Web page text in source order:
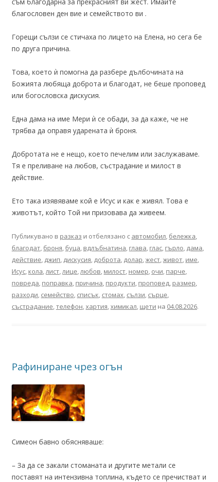
благословен ден вие и семейството ви .
Горещи сълзи се стичаха по лицето на Елена, но сега бе
по друга причина.
Това, което ѝ помогна да разбере дълбочината на
Божията любяща доброта и благодат, не беше проповед
или богословска дискусия.
Една дама на име Мери ѝ се обади, за да каже, че не
трябва да оправя ударената ѝ броня.
Добротата не е нещо, което печелим или заслужаваме.
Тя е преливане на любов, състрадание и милост в
действие.
Ето така изявяваме кой е Исус и как е живял. Това е
животът, който Той ни призовава да живеем.
Публикувано в разказ и отбелязано с автомобил, бележка,
благодат, броня, буца, вдлъбнатина, глава, глас, гърло, дама,
действие, джип, дискусия, доброта, долар,жест,живот, име,
Исус, кола,лист,лице,любов, милост, номер, очи, парче,
повреда, поправка, причина, продукти, проповед, размер,
разходи, семейство, списък, стомах, сълзи, сърце,
състрадание,телефон,хартия,химикал, щети на 04.08.2026.
Рафиниране чрез огън
Симеон бавно обясняваше:
– За да се закали стоманата и другите метали се
поставят на интензивна топлина, където се пречистват и